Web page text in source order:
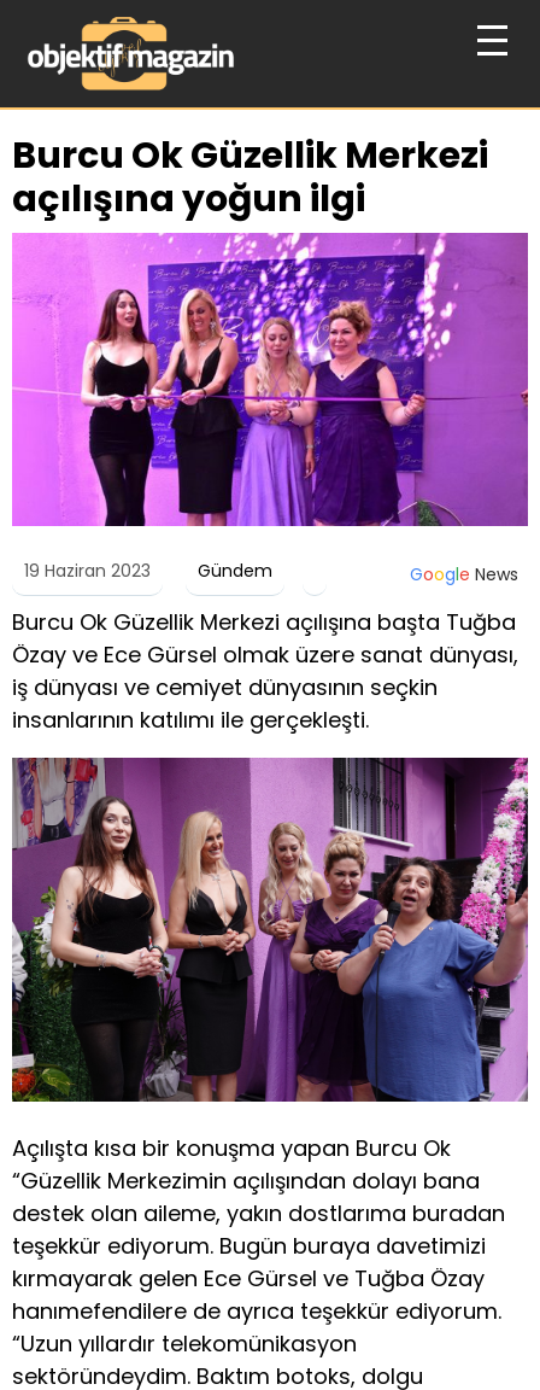
Burcu Ok Güzellik Merkezi
açılışına yoğun ilgi
19 Haziran 2023 Gündem Google News
Burcu Ok Güzellik Merkezi açılışına başta Tuğba
Özay ve Ece Gürsel olmak üzere sanat dünyası,
iş dünyası ve cemiyet dünyasının seçkin
insanlarının katılımı ile gerçekleşti.
Açılışta kısa bir konuşma yapan Burcu Ok
“Güzellik Merkezimin açılışından dolayı bana
destek olan aileme, yakın dostlarıma buradan
teşekkür ediyorum. Bugün buraya davetimizi
kırmayarak gelen Ece Gürsel ve Tuğba Özay
hanımefendilere de ayrıca teşekkür ediyorum.
“Uzun yıllardır telekomünikasyon
sektöründeydim. Baktım botoks, dolgu